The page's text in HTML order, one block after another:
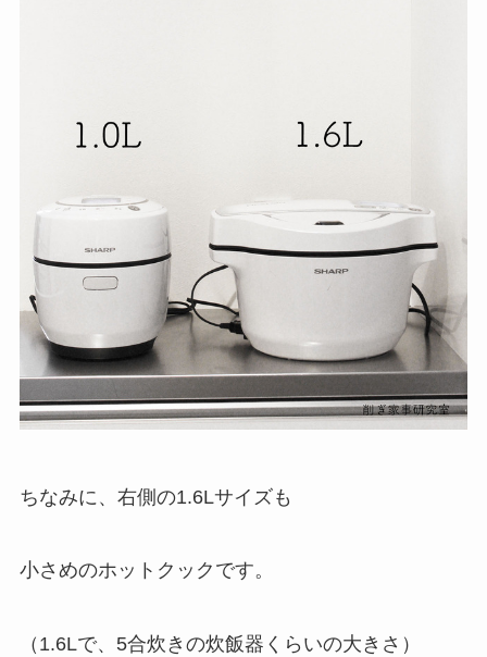
ちなみに、右側の1.6Lサイズも
小さめのホットクックです。
（1.6Lで、5合炊きの炊飯器くらいの大きさ）